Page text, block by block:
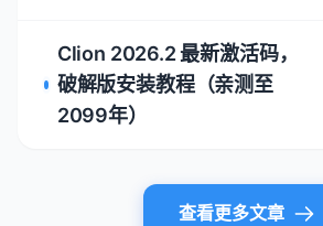
Clion 2026.2 最新激活码，
破解版安装教程（亲测至
2099年）
查看更多文章